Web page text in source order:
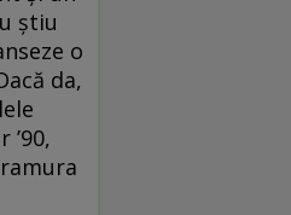
ştiu
o
da,
’90,